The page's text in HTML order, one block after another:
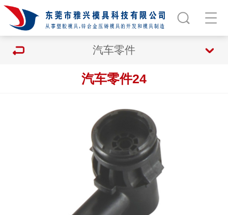
汽车零件
汽车零件24